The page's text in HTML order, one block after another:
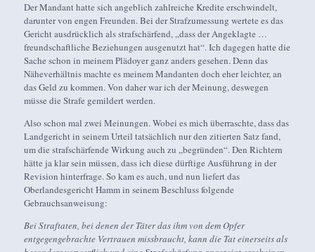
Der Mandant hatte sich angeblich zahlreiche Kredite erschwindelt,
darunter von engen Freunden. Bei der Strafzumessung wertete es das
Gericht ausdrücklich als strafschärfend, „dass der Angeklagte …
freundschaftliche Beziehungen ausgenutzt hat“. Ich dagegen hatte die
Sache schon in meinem Plädoyer ganz anders gesehen. Denn das
Näheverhältnis machte es meinem Mandanten doch eher leichter, an
das Geld zu kommen. Von daher war ich der Meinung, deswegen
müsse die Strafe gemildert werden.
Also schon mal zwei Meinungen. Wobei es mich überraschte, dass das
Landgericht in seinem Urteil tatsächlich nur den zitierten Satz fand,
um die strafschärfende Wirkung auch zu „begründen“. Den Richtern
hätte ja klar sein müssen, dass ich diese dürftige Ausführung in der
Revision hinterfrage. So kam es auch, und nun liefert das
Oberlandesgericht Hamm in seinem Beschluss folgende
Gebrauchsanweisung:
Bei Straftaten, bei denen der Täter das ihm von dem Opfer
entgegengebrachte Vertrauen missbraucht, kann die Tat einerseits als